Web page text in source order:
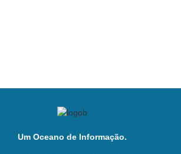
Um Oceano de Informação.